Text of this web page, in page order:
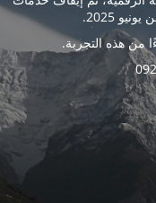
2025.
من هذه التجربة.